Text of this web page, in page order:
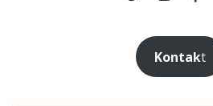
Kontakt